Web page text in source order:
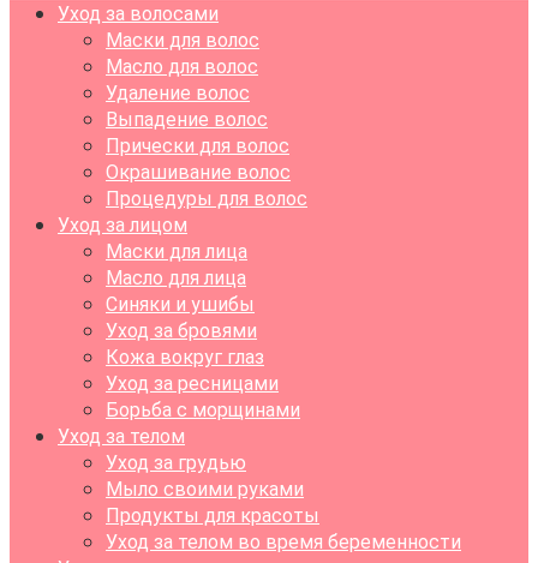
Уход за волосами
Маски для волос
Масло для волос
Удаление волос
Выпадение волос
Прически для волос
Окрашивание волос
Процедуры для волос
Уход за лицом
Маски для лица
Масло для лица
Синяки и ушибы
Уход за бровями
Кожа вокруг глаз
Уход за ресницами
Борьба с морщинами
Уход за телом
Уход за грудью
Мыло своими руками
Продукты для красоты
Уход за телом во время беременности